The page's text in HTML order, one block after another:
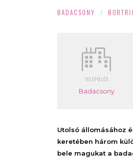
BADACSONY /
TELEPÜLÉS
Badacsony
Utolsó állomásához
keretében három
bele magukat a